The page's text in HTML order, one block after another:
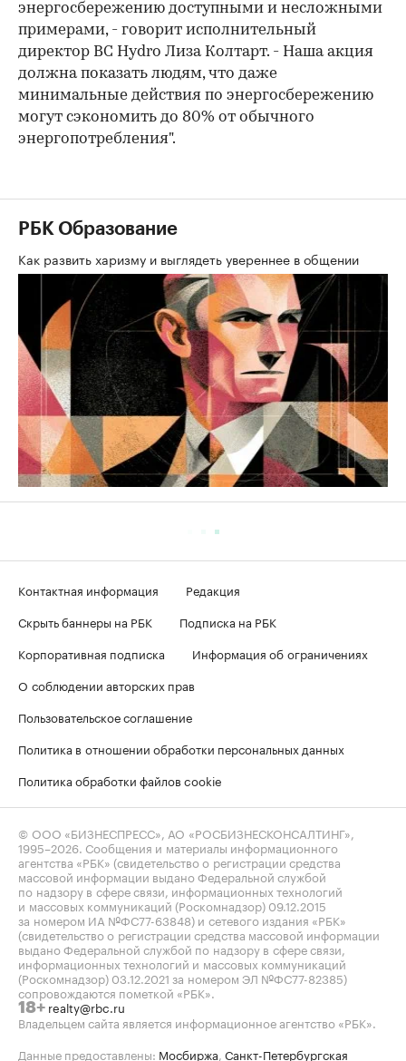
энергосбережению доступными и несложными
примерами, - говорит исполнительный
директор BC Hydro Лиза Колтарт. - Наша акция
должна показать людям, что даже
минимальные действия по энергосбережению
могут сэкономить до 80% от обычного
энергопотребления".
РБК Образование
Как развить харизму и выглядеть увереннее в общении
Контактная информация
Редакция
Скрыть баннеры на РБК
Подписка на РБК
Корпоративная подписка
Информация об ограничениях
О соблюдении авторских прав
Пользовательское соглашение
Политика в отношении обработки персональных данных
Политика обработки файлов cookie
© ООО «БИЗНЕСПРЕСС», АО «РОСБИЗНЕСКОНСАЛТИНГ»,
1995–2026. Сообщения и материалы информационного
агентства «РБК» (свидетельство о регистрации средства
массовой информации выдано Федеральной службой
по надзору в сфере связи, информационных технологий
и массовых коммуникаций (Роскомнадзор) 09.12.2015
за номером ИА №ФС77-63848) и сетевого издания «РБК»
(свидетельство о регистрации средства массовой информации
выдано Федеральной службой по надзору в сфере связи,
информационных технологий и массовых коммуникаций
(Роскомнадзор) 03.12.2021 за номером ЭЛ №ФС77-82385)
сопровождаются пометкой «РБК».
18+ realty@rbc.ru
Владельцем сайта является информационное агентство «РБК».
Данные предоставлены: Мосбиржа, Санкт-Петербургская